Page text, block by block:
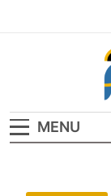
MENU